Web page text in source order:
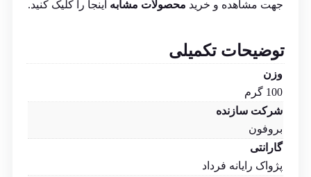
جهت مشاهده و خرید محصولات مشابه اینجا را کلیک کنید.
توضیحات تکمیلی
وزن
100 گرم
شرکت سازنده
بروفون
گارانتی
پژواک رایانه فرداد